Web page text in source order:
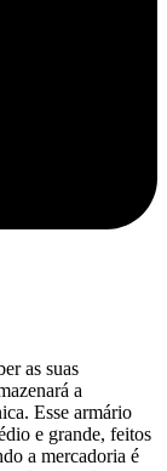
as suas
a
Esse armário
e grande, feitos
a mercadoria é